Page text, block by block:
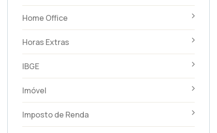
Home Office
Horas Extras
IBGE
Imóvel
Imposto de Renda